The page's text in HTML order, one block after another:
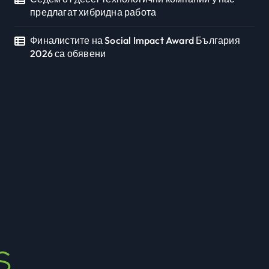
предлагат хибридна работа
Финалистите на Social Impact Award България
2026 са обявени